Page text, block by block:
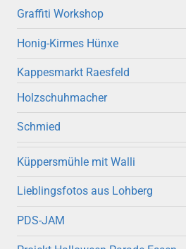
Graffiti Workshop
Honig-Kirmes Hünxe
Kappesmarkt Raesfeld
Holzschuhmacher
Schmied
Küppersmühle mit Walli
Lieblingsfotos aus Lohberg
PDS-JAM